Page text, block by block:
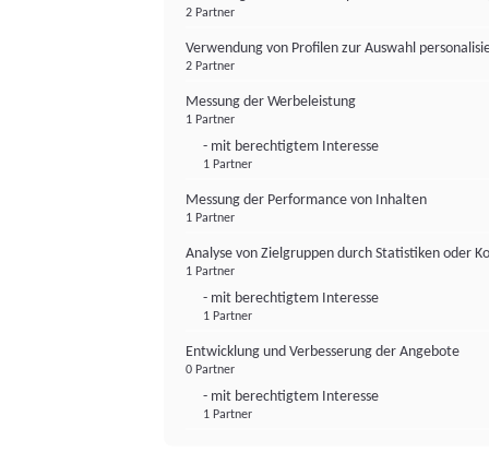
2 Partner
Verwendung von Profilen zur Auswahl
2 Partner
Messung der Werbeleistung
1 Partner
- mit berechtigtem Interesse
1 Partner
Messung der Performance von Inhalten
1 Partner
Analyse von Zielgruppen durch Statistiken oder
1 Partner
- mit berechtigtem Interesse
1 Partner
Entwicklung und Verbesserung der Angebote
0 Partner
- mit berechtigtem Interesse
1 Partner